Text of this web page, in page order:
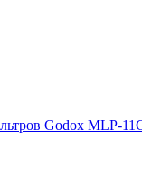
Godox MLP-